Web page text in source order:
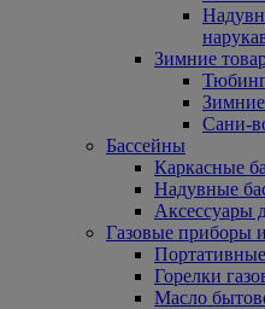
Зимние
Сани-
Бассейны
Каркасные
Надувные
Аксессуары
Газовые приборы
Горелки
Масло